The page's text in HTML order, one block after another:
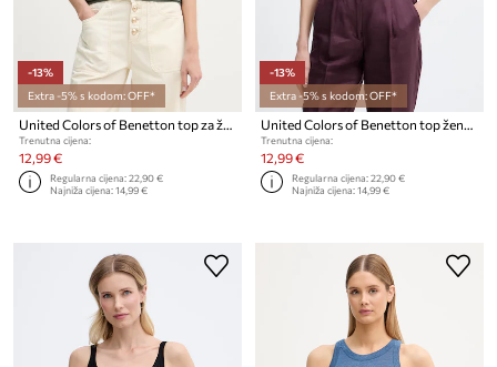
-13%
Extra -5% s kodom: OFF*
United Colors of Benetton top za žene od pamuka
Trenutna cijena:
12,99 €
Regularna cijena:22,90 €
Najniža cijena:14,99 €
-13%
Extra -5% s kodom: OFF*
United Colors of Benetton top ženski od pamuka
Trenutna cijena:
12,99 €
Regularna cijena:22,90 €
Najniža cijena:14,99 €